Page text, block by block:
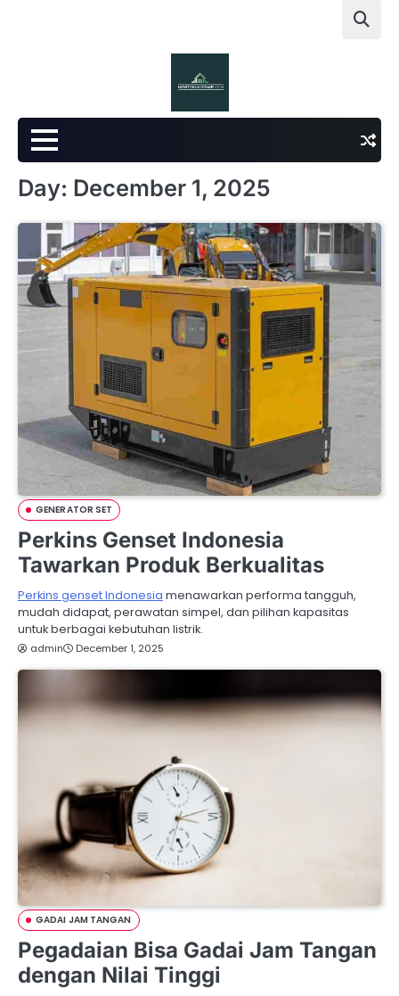
Day: December 1, 2025
GENERATOR SET
Perkins Genset Indonesia
Tawarkan Produk Berkualitas
Perkins genset Indonesia menawarkan performa tangguh,
mudah didapat, perawatan simpel, dan pilihan kapasitas
untuk berbagai kebutuhan listrik.
admin December 1, 2025
GADAI JAM TANGAN
Pegadaian Bisa Gadai Jam Tangan
dengan Nilai Tinggi